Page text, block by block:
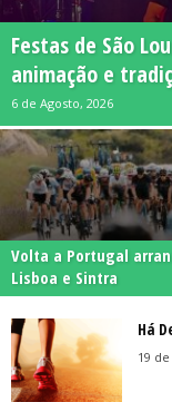
Festas de São
animação e
6 de Agosto, 2026
Volta a Portugal
Lisboa e Sintra
Há
19